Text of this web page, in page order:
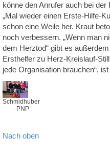
könne den Anrufer auch bei
„Mal wieder einen Erste-Hilfe-
schon eine Weile her. Kraut
noch verbessern. „Wenn man
dem Herztod“ gibt es
Ersthelfer zu Herz-Kreislauf-
jede Organisation brauchen“,
Schmidhuber
- PNP
Nach oben